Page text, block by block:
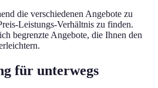
die verschiedenen Angebote zu
Leistungs-Verhältnis zu finden.
begrenzte Angebote, die Ihnen den
für unterwegs